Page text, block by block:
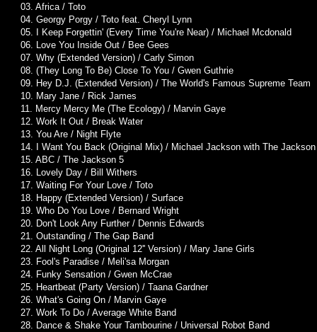
03. Africa / Toto
04. Georgy Porgy / Toto feat. Cheryl Lynn
05. I Keep Forgettin' (Every Time You're Near) / Michael Mcdonald
06. Love You Inside Out / Bee Gees
07. Why (Extended Version) / Carly Simon
08. (They Long To Be) Close To You / Gwen Guthrie
09. Hey D.J. (Extended Version) / The World's Famous Supreme Team
10. Mary Jane / Rick James
11. Mercy Mercy Me (The Ecology) / Marvin Gaye
12. Work It Out / Break Water
13. You Are / Night Flyte
14. I Want You Back (Original Mix) / Michael Jackson with The
15. ABC / The Jackson 5
16. Lovely Day / Bill Withers
17. Waiting For Your Love / Toto
18. Happy (Extended Version) / Surface
19. Who Do You Love / Bernard Wright
20. Don't Look Any Further / Dennis Edwards
21. Outstanding / The Gap Band
22. All Night Long (Original 12'' Version) / Mary Jane Girls
23. Fool's Paradise / Meli'sa Morgan
24. Funky Sensation / Gwen McCrae
25. Heartbeat (Party Version) / Taana Gardner
26. What's Going On / Marvin Gaye
27. Work To Do / Average White Band
28. Dance & Shake Your Tambourine / Universal Robot Band